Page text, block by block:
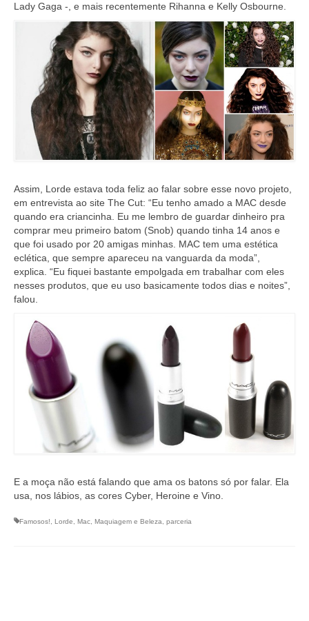
Lady Gaga -, e mais recentemente Rihanna e Kelly Osbourne.
Assim, Lorde estava toda feliz ao falar sobre esse novo projeto,
em entrevista ao site The Cut: “Eu tenho amado a MAC desde
quando era criancinha. Eu me lembro de guardar dinheiro pra
comprar meu primeiro batom (Snob) quando tinha 14 anos e
que foi usado por 20 amigas minhas. MAC tem uma estética
eclética, que sempre apareceu na vanguarda da moda”,
explica. “Eu fiquei bastante empolgada em trabalhar com eles
nesses produtos, que eu uso basicamente todos dias e noites”,
falou.
E a moça não está falando que ama os batons só por falar. Ela
usa, nos lábios, as cores Cyber, Heroine e Vino.
Famosos!, Lorde, Mac, Maquiagem e Beleza, parceria